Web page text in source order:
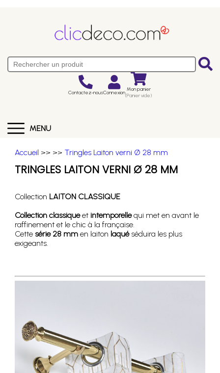
Contactez-nousConnexion Mon panier
(Panier vide)
MENU
Accueil >> >> Tringles Laiton verni Ø 28 mm
TRINGLES LAITON VERNI Ø 28 MM
Collection LAITON CLASSIQUE
Collection classiqueet intemporellequi met en avant le
raffinement et le chic à la française.
Cette série 28 mm en laiton laquéséduira les plus
exigeants.